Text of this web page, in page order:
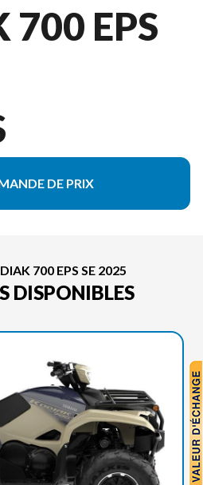
EPS
DE PRIX
700 EPS SE 2025
DISPONIBLES